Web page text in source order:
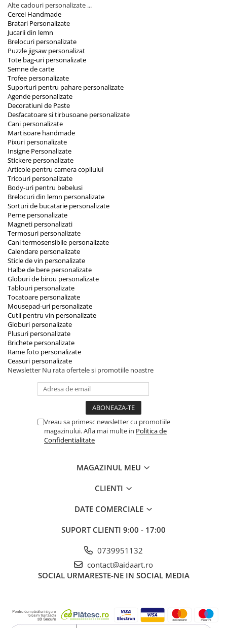
Alte cadouri personalizate ...
Cercei Handmade
Bratari Personalizate
Jucarii din lemn
Brelocuri personalizate
Puzzle jigsaw personalizat
Tote bag-uri personalizate
Semne de carte
Trofee personalizate
Suporturi pentru pahare personalizate
Agende personalizate
Decoratiuni de Paste
Desfacatoare si tirbusoane personalizate
Cani personalizate
Martisoare handmade
Pixuri personalizate
Insigne Personalizate
Stickere personalizate
Articole pentru camera copilului
Tricouri personalizate
Body-uri pentru bebelusi
Brelocuri din lemn personalizate
Sorturi de bucatarie personalizate
Perne personalizate
Magneti personalizati
Termosuri personalizate
Cani termosensibile personalizate
Calendare personalizate
Sticle de vin personalizate
Halbe de bere personalizate
Globuri de birou personalizate
Tablouri personalizate
Tocatoare personalizate
Mousepad-uri personalizate
Cutii pentru vin personalizate
Globuri personalizate
Plusuri personalizate
Brichete personalizate
Rame foto personalizate
Ceasuri personalizate
Newsletter Nu rata ofertele si promotiile noastre
Vreau sa primesc newsletter cu promotiile
magazinului. Afla mai multe in Politica de
Confidentialitate
MAGAZINUL MEU
CLIENTI
DATE COMERCIALE
SUPORT CLIENTI 9:00 - 17:00
0739951132
contact@aidaart.ro
SOCIAL URMARESTE-NE IN SOCIAL MEDIA